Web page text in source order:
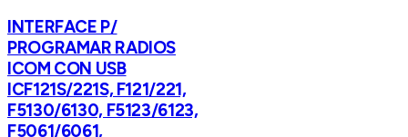
INTERFACE P/
PROGRAMAR RADIOS
ICOM CON USB
ICF121S/221S, F121/221,
F5130/6130, F5123/6123,
F5061/6061,